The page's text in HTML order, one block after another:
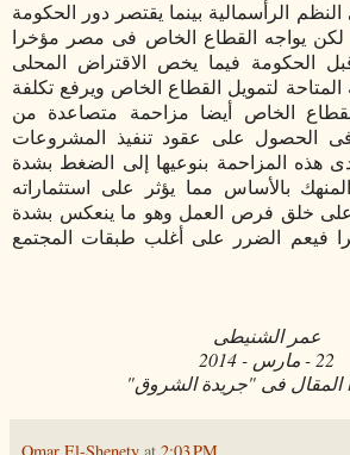
الرأسمالية بينما يقتصر دور الحكومة
لكن يواجه القطاع الخاص فى مصر مؤخرا
الحكومة فيما يخص الاقتراض المحلى
لتمويل القطاع الخاص ويرفع تكلفة
الخاص أيضا مزاحمة متصاعدة من
الحصول على عقود تنفيذ المشروعات
هذه المزاحمة بنوعيها إلى الضغط بشدة
بالأساس مما يؤثر على استثماراته
على خلق فرص العمل وهو ما ينعكس بشدة
فيعم الضرر على أغلب طبقات المجتمع
عمر الشنيطى
22 - مارس - 2014
المقال فى "جريدة الشروق"